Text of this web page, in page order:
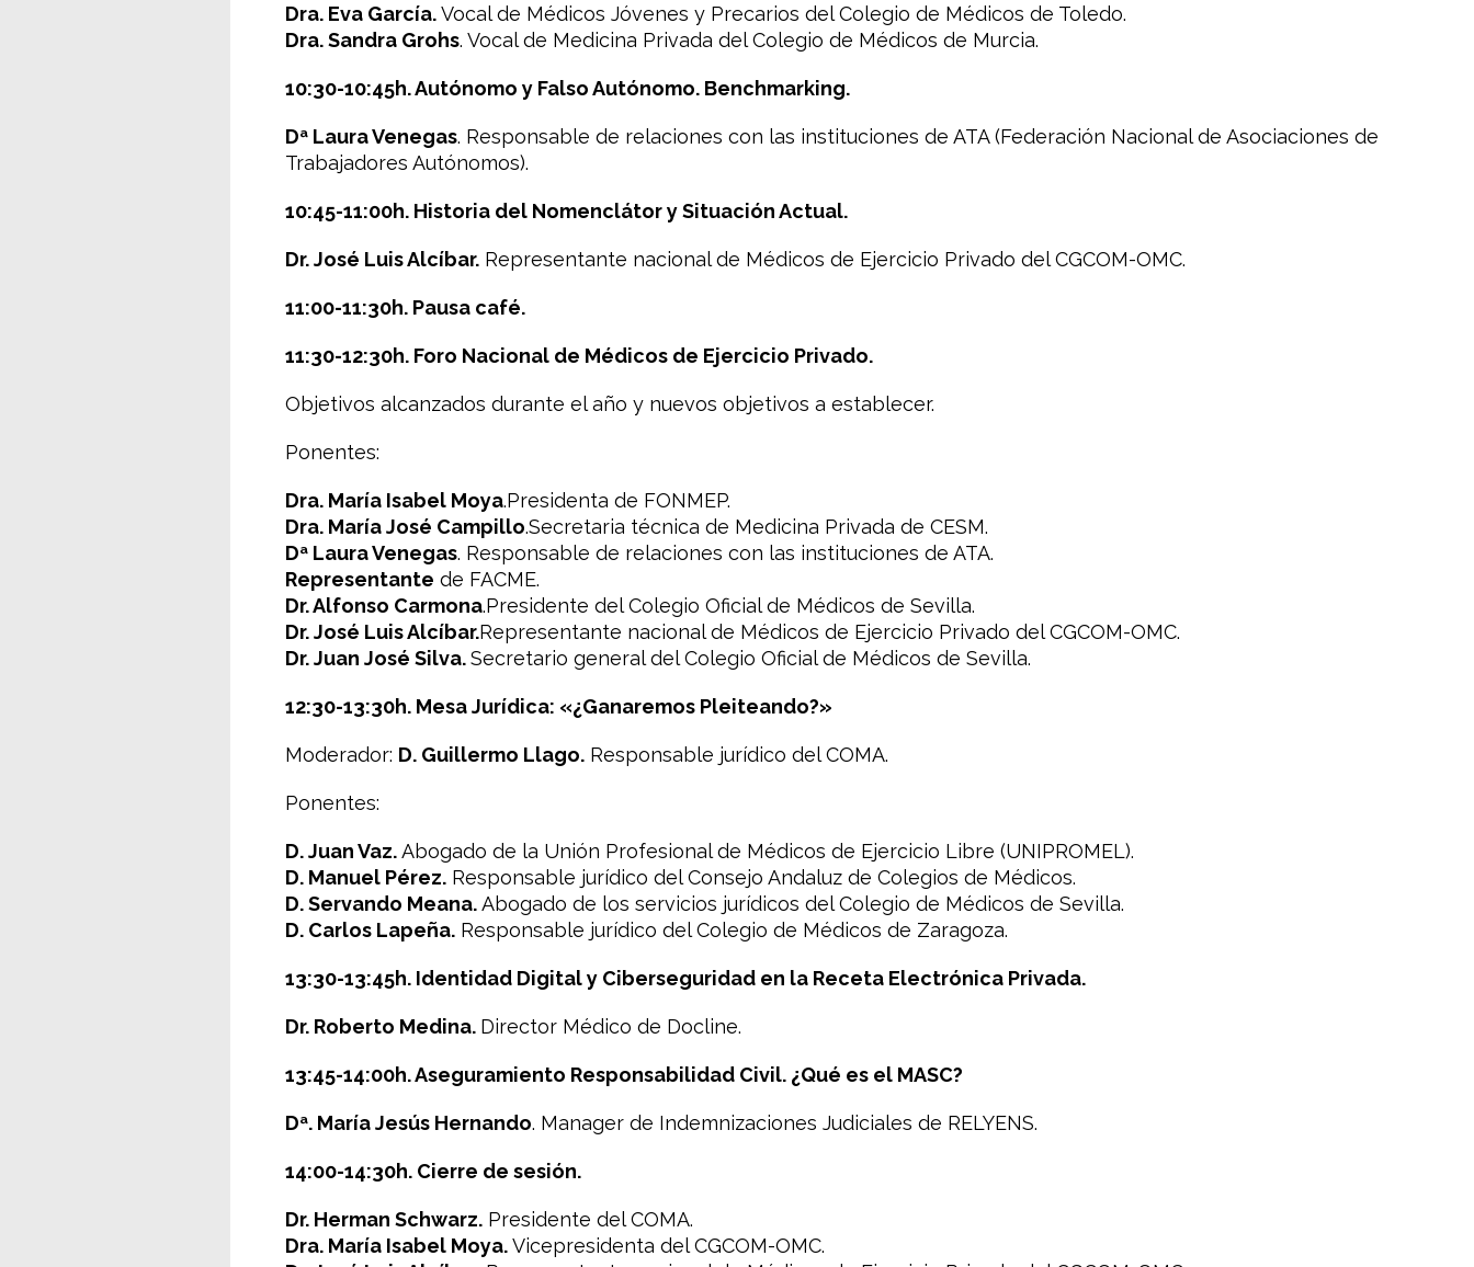
Dra. Eva García.Vocal de Médicos Jóvenes y Precarios del Colegio de Médicos de Toledo.
Dra. Sandra Grohs. Vocal de Medicina Privada del Colegio de Médicos de Murcia.
10:30-10:45h. Autónomo y Falso Autónomo. Benchmarking.
Dª Laura Venegas. Responsable de relaciones con las instituciones de ATA (Federación Nacional de Asociaciones de
Trabajadores Autónomos).
10:45-11:00h. Historia del Nomenclátor y Situación Actual.
Dr. José Luis Alcíbar. Representante nacional de Médicos de Ejercicio Privado del CGCOM-OMC.
11:00-11:30h. Pausa café.
11:30-12:30h. Foro Nacional de Médicos de Ejercicio Privado.
Objetivos alcanzados durante el año y nuevos objetivos a establecer.
Ponentes:
Dra. María Isabel Moya.Presidenta de FONMEP.
Dra. María José Campillo.Secretaria técnica de Medicina Privada de CESM.
Dª Laura Venegas. Responsable de relaciones con las instituciones de ATA.
Representante de FACME.
Dr. Alfonso Carmona.Presidente del Colegio Oficial de Médicos de Sevilla.
Dr. José Luis Alcíbar.Representante nacional de Médicos de Ejercicio Privado del CGCOM-OMC.
Dr. Juan José Silva.Secretario general del Colegio Oficial de Médicos de Sevilla.
12:30-13:30h. Mesa Jurídica: «¿Ganaremos Pleiteando?»
Moderador: D. Guillermo Llago. Responsable jurídico del COMA.
Ponentes:
D. Juan Vaz.Abogado de la Unión Profesional de Médicos de Ejercicio Libre (UNIPROMEL).
D. Manuel Pérez. Responsable jurídico del Consejo Andaluz de Colegios de Médicos.
D. Servando Meana.Abogado de los servicios jurídicos del Colegio de Médicos de Sevilla.
D. Carlos Lapeña. Responsable jurídico del Colegio de Médicos de Zaragoza.
13:30-13:45h. Identidad Digital y Ciberseguridad en la Receta Electrónica Privada.
Dr. Roberto Medina. Director Médico de Docline.
13:45-14:00h.Aseguramiento Responsabilidad Civil. ¿Qué es el MASC?
Dª. María Jesús Hernando. Manager de Indemnizaciones Judiciales de RELYENS.
14:00-14:30h. Cierre de sesión.
Dr. Herman Schwarz. Presidente del COMA.
Dra. María Isabel Moya.Vicepresidenta del CGCOM-OMC.